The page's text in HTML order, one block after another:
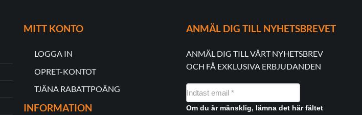
MITT KONTO
LOGGA IN
OPRET-KONTOT
TJÄNA RABATTPOÄNG
INFORMATION
ANMÄL DIG TILL NYHETSBREVET
ANMÄL DIG TILL VÅRT NYHETSBREV
OCH FÅ EXKLUSIVA ERBJUDANDEN
NYHEDSMAIL
FORMULAR
Om du är mänsklig, lämna det här fältet